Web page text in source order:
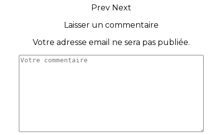
Prev Next
Laisser un commentaire
Votre adresse email ne sera pas publiée.